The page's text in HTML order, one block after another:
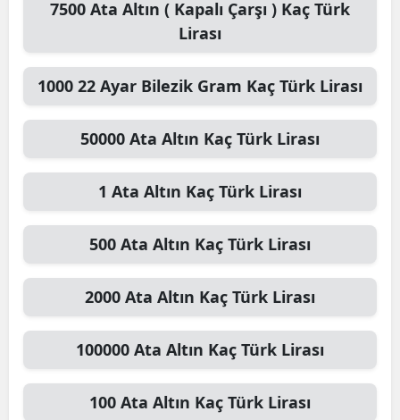
7500 Ata Altın ( Kapalı Çarşı ) Kaç Türk
Lirası
1000 22 Ayar Bilezik Gram Kaç Türk Lirası
50000 Ata Altın Kaç Türk Lirası
1 Ata Altın Kaç Türk Lirası
500 Ata Altın Kaç Türk Lirası
2000 Ata Altın Kaç Türk Lirası
100000 Ata Altın Kaç Türk Lirası
100 Ata Altın Kaç Türk Lirası